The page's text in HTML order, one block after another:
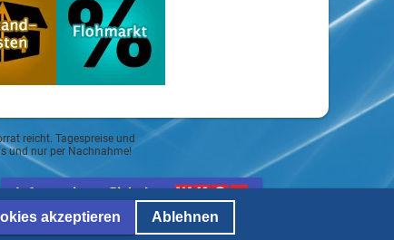
reicht. Tagespreise und
und nur per Nachnahme!
Informationspflicht lt.
ECG und Mediengesetz
akzeptieren Ablehnen